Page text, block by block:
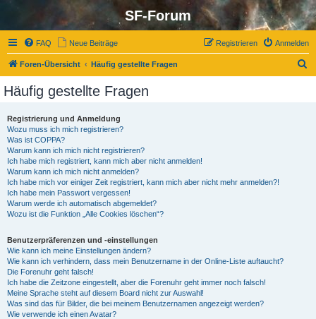
SF-Forum
FAQ Neue Beiträge Anmelden
Registrieren
Foren-Übersicht Häufig gestellte Fragen
Häufig gestellte Fragen
Registrierung und Anmeldung
Wozu muss ich mich registrieren?
Was ist COPPA?
Warum kann ich mich nicht registrieren?
Ich habe mich registriert, kann mich aber nicht anmelden!
Warum kann ich mich nicht anmelden?
Ich habe mich vor einiger Zeit registriert, kann mich aber nicht mehr anmelden?!
Ich habe mein Passwort vergessen!
Warum werde ich automatisch abgemeldet?
Wozu ist die Funktion „Alle Cookies löschen“?
Benutzerpräferenzen und -einstellungen
Wie kann ich meine Einstellungen ändern?
Wie kann ich verhindern, dass mein Benutzername in der Online-Liste auftaucht?
Die Forenuhr geht falsch!
Ich habe die Zeitzone eingestellt, aber die Forenuhr geht immer noch falsch!
Meine Sprache steht auf diesem Board nicht zur Auswahl!
Was sind das für Bilder, die bei meinem Benutzernamen angezeigt werden?
Wie verwende ich einen Avatar?